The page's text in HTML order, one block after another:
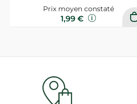
Prix moyen constaté
1,99 €